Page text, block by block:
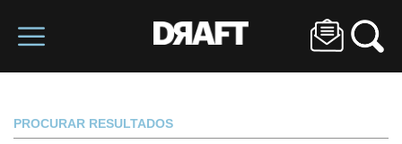
PROCURAR RESULTADOS